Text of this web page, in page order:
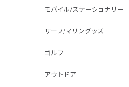
モバイル/ステーショナリー
サーフ/マリングッズ
ゴルフ
アウトドア